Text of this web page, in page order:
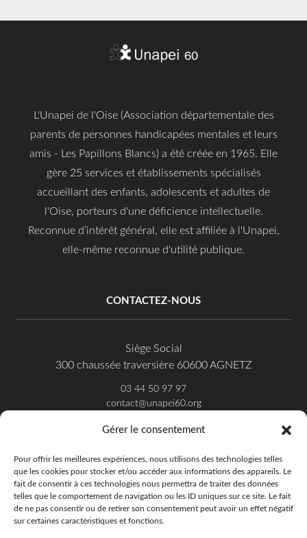
Gérer le consentement
Pour offrir les meilleures expériences, nous utilisons des technologies telles
que les cookies pour stocker et/ou accéder aux informations des appareils. Le
fait de consentir à ces technologies nous permettra de traiter des données
telles que le comportement de navigation ou les ID uniques sur ce site. Le fait
de ne pas consentir ou de retirer son consentement peut avoir un effet négatif
sur certaines caractéristiques et fonctions.
L'Unapei de l'Oise (Association départementale des
parents de personnes handicapées mentales et leurs
amis - Les Papillons Blancs) a été créée en 1965. Elle
gère 25 services et établissements spécialisés
accueillant des enfants, adolescents et adultes de
l'Oise, porteurs d'une déficience intellectuelle.
Reconnue d’intérêt général, elle est affiliée à l'Unapei,
elle-même reconnue d'utilité publique.
CONTACTEZ-NOUS
Siège Social
300 chaussée traversière 60600 AGNETZ
03 44 50 97 97
contact@unapei60.org